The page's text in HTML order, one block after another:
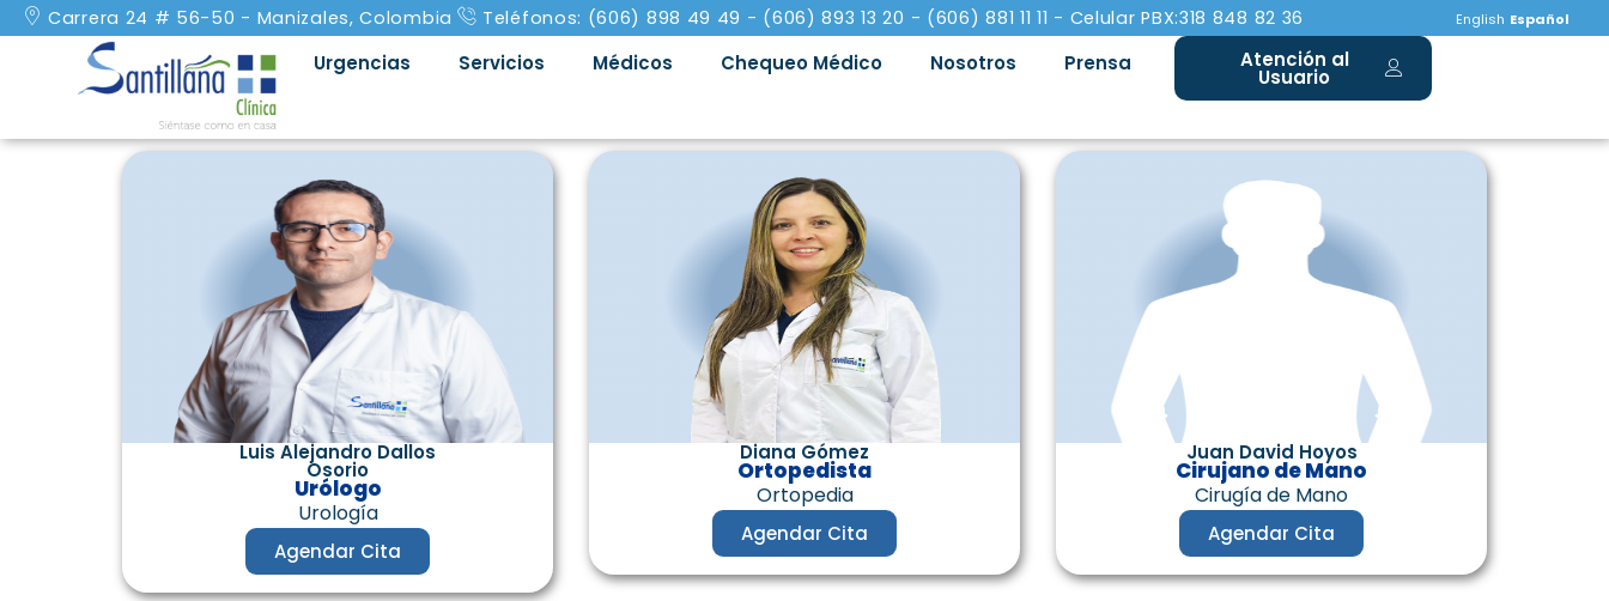
Carrera 24 # 56-50 - Manizales, Colombia Teléfonos: (606) 898 49 49 - (606) 893 13 20 - (606) 881 11 11 - Celular PBX:318 848 82 36 English Español
Urgencias Servicios Médicos Chequeo Médico Nosotros Prensa Atención al
Usuario
Luis Alejandro Dallos
Osorio
Urólogo
Urología
Agendar Cita
Diana Gómez
Ortopedista
Ortopedia
Agendar Cita
Juan David Hoyos
Cirujano de Mano
Cirugía de Mano
Agendar Cita